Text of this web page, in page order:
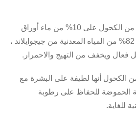
من الكحول على من ماء أوراق
من المياه المعدنية من جيجو ايلاند ،
فعال ويخفف من التهيج والاحمرار .
الكحول أنها لطيفة على البشرة مع
الحموضة للحفاظ على رطوبة
للغاية.